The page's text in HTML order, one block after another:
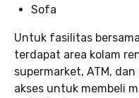
Sofa
Untuk fasilitas
terdapat area kolam
supermarket, ATM,
akses untuk membeli